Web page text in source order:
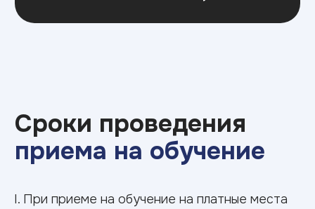
I. При приеме на обучение на платные места